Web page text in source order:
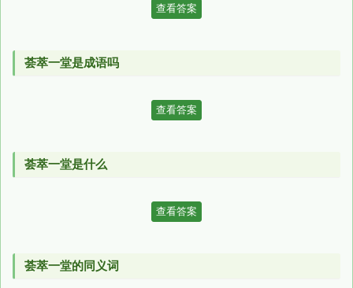
查看答案
荟萃一堂是成语吗
查看答案
荟萃一堂是什么
查看答案
荟萃一堂的同义词